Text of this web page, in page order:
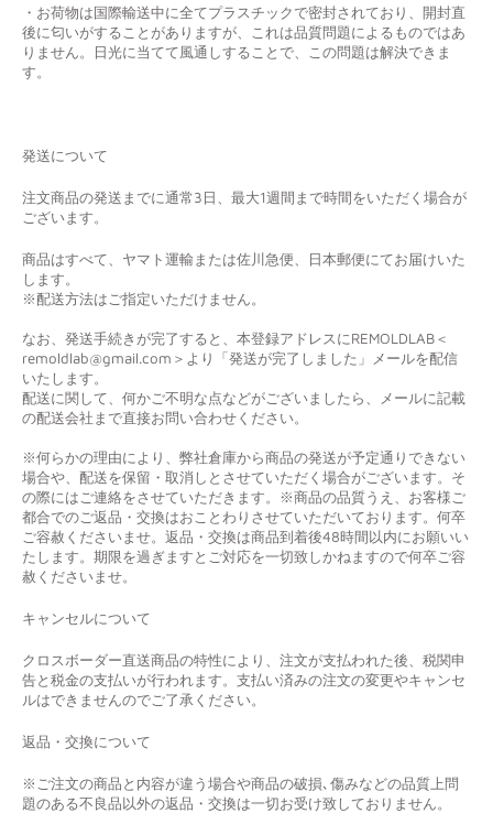
・お荷物は国際輸送中に全てプラスチックで密封されており、開封直
後に匂いがすることがありますが、これは品質問題によるものではあ
りません。日光に当てて風通しすることで、この問題は解決できま
す。
発送について
注文商品の発送までに通常3日、最大1週間まで時間をいただく場合が
ございます。
商品はすべて、ヤマト運輸または佐川急便、日本郵便にてお届けいた
します。
※配送方法はご指定いただけません。
なお、発送手続きが完了すると、本登録アドレスにREMOLDLAB＜
remoldlab@gmail.com＞より「発送が完了しました」メールを配信
いたします。
配送に関して、何かご不明な点などがございましたら、メールに記載
の配送会社まで直接お問い合わせください。
※何らかの理由により、弊社倉庫から商品の発送が予定通りできない
場合や、配送を保留・取消しとさせていただく場合がございます。そ
の際にはご連絡をさせていただきます。※商品の品質うえ、お客様ご
都合でのご返品・交換はおことわりさせていただいております。何卒
ご容赦くださいませ。返品・交換は商品到着後48時間以内にお願いい
たします。期限を過ぎますとご対応を一切致しかねますので何卒ご容
赦くださいませ。
キャンセルについて
クロスボーダー直送商品の特性により、注文が支払われた後、税関申
告と税金の支払いが行われます。支払い済みの注文の変更やキャンセ
ルはできませんのでご了承ください。
返品 ・ 交換について
※ご注文の商品と内容が違う場合や商品の破損､傷みなどの品質上問
題のある不良品以外の返品・交換は一切お受け致しておりません。